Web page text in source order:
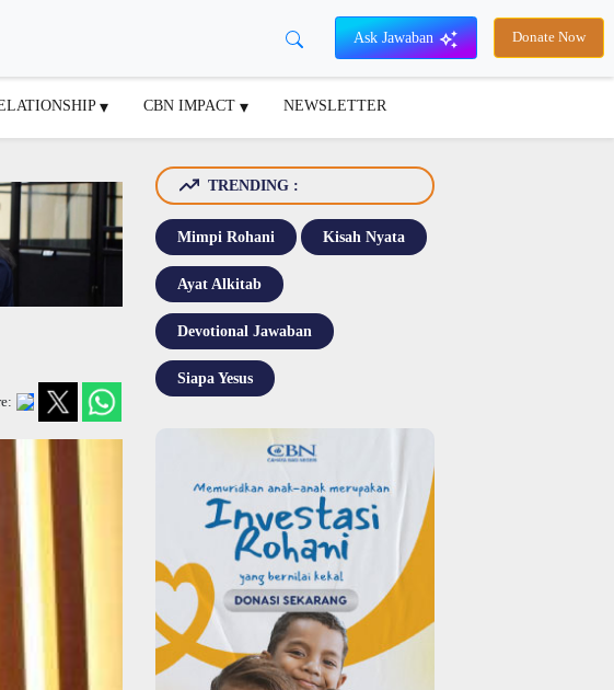
Ask Jawaban Donate Now
CBN IMPACT NEWSLETTER
TRENDING :
Mimpi Rohani Kisah Nyata
Ayat Alkitab
Devotional Jawaban
Siapa Yesus